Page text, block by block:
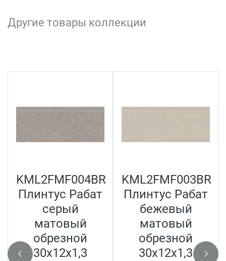
Другие товары коллекции
KML2FMF004BR
Плинтус Рабат
серый
матовый
обрезной
30x12x1,3
KML2FMF003BR
Плинтус Рабат
бежевый
матовый
обрезной
30x12x1,3